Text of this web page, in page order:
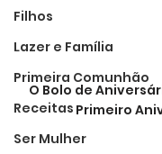
Filhos
Lazer e Família
Primeira Comunhão
Receitas
Ser Mulher
O Bolo de
Primeiro